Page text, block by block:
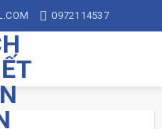
0972114537